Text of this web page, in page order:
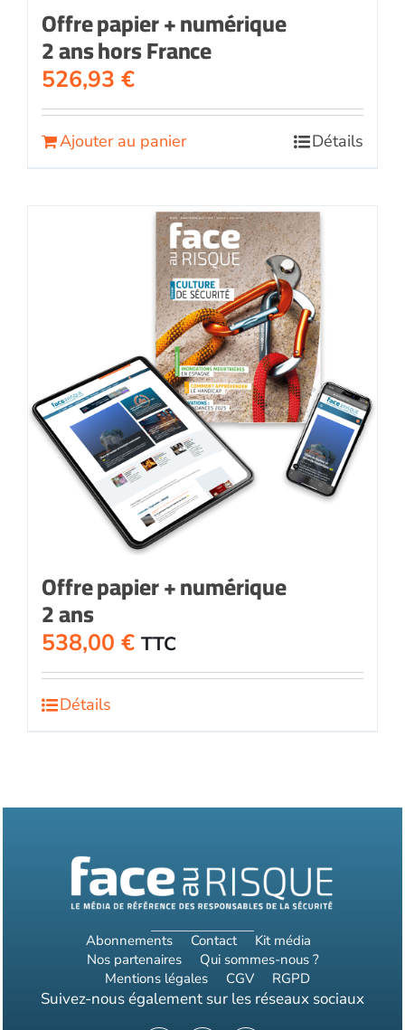
Offre papier + numérique
2 ans hors France
526,93 €
Ajouter au panier Détails
Offre papier + numérique
2 ans
538,00 € TTC
Détails
Abonnements Contact
Kit média
Nos partenaires
Qui sommes-nous ?
Mentions légales
CGV RGPD
Suivez-nous également sur les réseaux sociaux